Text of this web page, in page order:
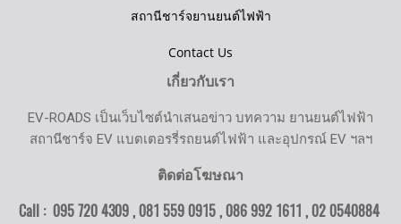
สถานีชาร์จยานยนต์ไฟฟ้า
Contact Us
เกี่ยวกับเรา
EV-ROADS เป็นเว็บไซต์นำเสนอข่าว บทความ ยานยนต์ไฟฟ้า
สถานีชาร์จ EV แบตเตอรรี่รถยนต์ไฟฟ้า และอุปกรณ์ EV ฯลฯ
ติดต่อโฆษณา
Call : 095 720 4309 , 081 559 0915 , 086 992 1611 ,02 0540884